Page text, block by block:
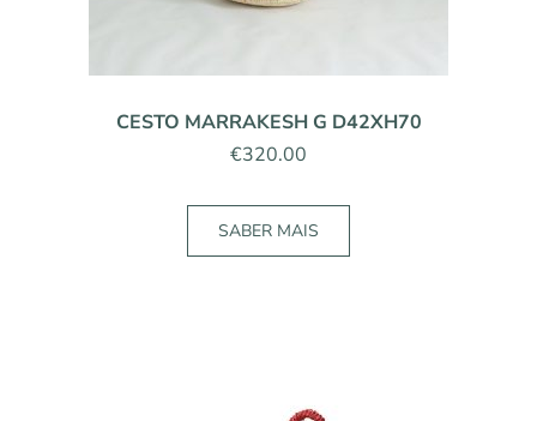
CESTO MARRAKESH G D42XH70
€320.00
SABER MAIS